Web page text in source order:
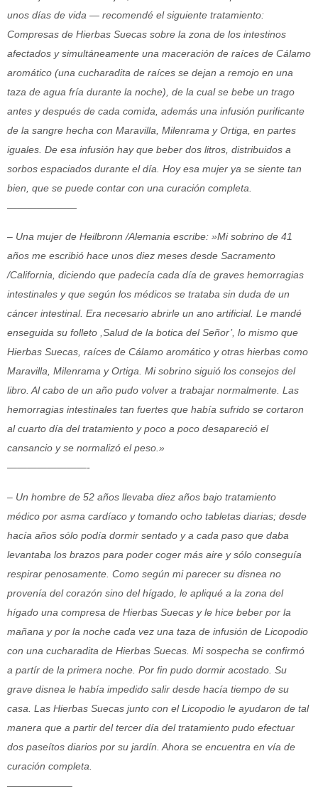
unos días de vida — recomendé el siguiente tratamiento:
Compresas de Hierbas Suecas sobre la zona de los intestinos
afectados y simultáneamente una maceración de raíces de Cálamo
aromático (una cucharadita de raíces se dejan a remojo en una
taza de agua fría durante la noche), de la cual se bebe un trago
antes y después de cada comida, además una infusión purificante
de la sangre hecha con Maravilla, Milenrama y Ortiga, en partes
iguales. De esa infusión hay que beber dos litros, distribuidos a
sorbos espaciados durante el día. Hoy esa mujer ya se siente tan
bien, que se puede contar con una curación completa.
———————
– Una mujer de Heilbronn /Alemania escribe: »Mi sobrino de 41
años me escribió hace unos diez meses desde Sacramento
/California, diciendo que padecía cada día de graves hemorragias
intestinales y que según los médicos se trataba sin duda de un
cáncer intestinal. Era necesario abrirle un ano artificial. Le mandé
enseguida su folleto ,Salud de la botica del Señor’, lo mismo que
Hierbas Suecas, raíces de Cálamo aromático y otras hierbas como
Maravilla, Milenrama y Ortiga. Mi sobrino siguió los consejos del
libro. Al cabo de un año pudo volver a trabajar normalmente. Las
hemorragias intestinales tan fuertes que había sufrido se cortaron
al cuarto día del tratamiento y poco a poco desapareció el
cansancio y se normalizó el peso.»
————————-
– Un hombre de 52 años llevaba diez años bajo tratamiento
médico por asma cardíaco y tomando ocho tabletas diarias; desde
hacía años sólo podía dormir sentado y a cada paso que daba
levantaba los brazos para poder coger más aire y sólo conseguía
respirar penosamente. Como según mi parecer su disnea no
provenía del corazón sino del hígado, le apliqué a la zona del
hígado una compresa de Hierbas Suecas y le hice beber por la
mañana y por la noche cada vez una taza de infusión de Licopodio
con una cucharadita de Hierbas Suecas. Mi sospecha se confirmó
a partír de la primera noche. Por fin pudo dormir acostado. Su
grave disnea le había impedido salir desde hacía tiempo de su
casa. Las Hierbas Suecas junto con el Licopodio le ayudaron de tal
manera que a partir del tercer día del tratamiento pudo efectuar
dos paseítos diarios por su jardín. Ahora se encuentra en vía de
curación completa.
——————–